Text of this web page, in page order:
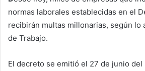
normas laborales establecidas en el
recibirán multas millonarias, según lo
de Trabajo.
El decreto se emitió el 27 de junio del